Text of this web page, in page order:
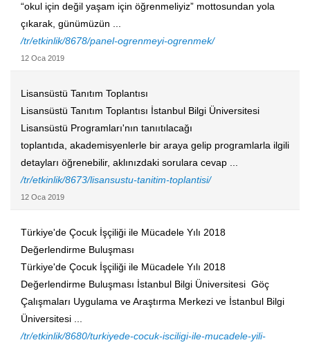
“okul için değil yaşam için öğrenmeliyiz” mottosundan yola
çıkarak, günümüzün ...
/tr/etkinlik/8678/panel-ogrenmeyi-ogrenmek/
12 Oca 2019
Lisansüstü Tanıtım Toplantısı
Lisansüstü Tanıtım Toplantısı İstanbul Bilgi Üniversitesi
Lisansüstü Programları'nın tanııtılacağı
toplantıda, akademisyenlerle bir araya gelip programlarla ilgili
detayları öğrenebilir, aklınızdaki sorulara cevap ...
/tr/etkinlik/8673/lisansustu-tanitim-toplantisi/
12 Oca 2019
Türkiye'de Çocuk İşçiliği ile Mücadele Yılı 2018
Değerlendirme Buluşması
Türkiye'de Çocuk İşçiliği ile Mücadele Yılı 2018
Değerlendirme Buluşması İstanbul Bilgi Üniversitesi Göç
Çalışmaları Uygulama ve Araştırma Merkezi ve İstanbul Bilgi
Üniversitesi ...
/tr/etkinlik/8680/turkiyede-cocuk-isciligi-ile-mucadele-yili-